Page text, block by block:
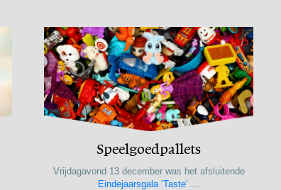
Speelgoedpallets
Vrijdagavond 13 december was het afsluitende
Eindejaarsgala ‘Taste’